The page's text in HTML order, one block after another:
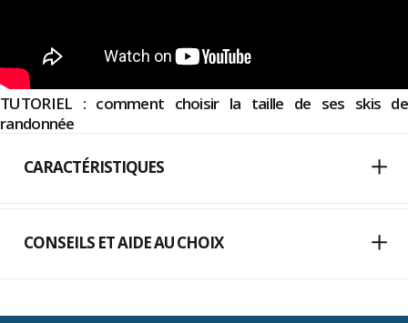
TUTORIEL : comment choisir la taille de ses skis de
randonnée
CARACTÉRISTIQUES
CONSEILS ET AIDE AU CHOIX